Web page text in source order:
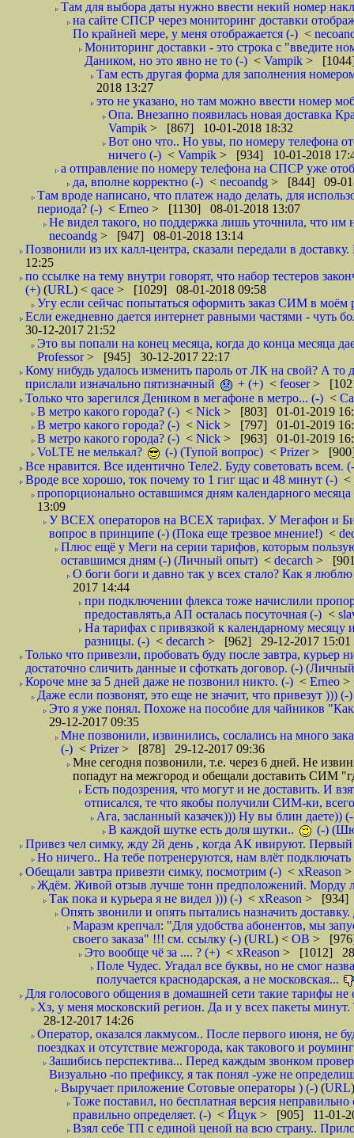
Там для выбора даты нужно ввести некий номер
на сайте СПСР через мониторинг доставки
По крайней мере, у меня отображается (-) <
Мониторинг доставки - это строка с "введите
Даником, но это явно не то (-) < Vampik >
Там есть другая форма для заполнения
2018 13:27
это не указано, но там можно ввести номер
Опа. Внезапно появилась новая доставка
Vampik > [867] 10-01-2018 18:32
Вот оно что.. Но увы, по номеру телефона
ничего (-) < Vampik > [934] 10-01-2018
а отправление по номеру телефона на СПСР уже
да, вполне корректно (-) < necoandg > [844] 09-01-
Там вроде написано, что платеж надо делать, для
периода? (-) < Erneo > [1130] 08-01-2018 13:07
Не видел такого, но поддержка лишь уточнила, что
necoandg > [947] 08-01-2018 13:14
Позвонили из их калл-центра, сказали передали в
12:25
по ссылке на тему внутри говорят, что набор тестеров
(+) (URL) < qace > [1029] 08-01-2018 09:58
Угу если сейчас попытаться оформить заказ СИМ в моём
Если ежедневно дается интернет равными частями - чуть
30-12-2017 21:52
Это вы попали на конец месяца, когда до конца месяца
Professor> [945] 30-12-2017 22:17
Кому нибудь удалось изменить пароль от ЛК на свой? А то
прислали изначально пятизначный
+ (+) < feoser>
Только что зарегился Деником в мегафоне в метро... (-) <
В метро какого города? (-) < Nick > [803] 01-01-2019
В метро какого города? (-) < Nick > [797] 01-01-2019
В метро какого города? (-) < Nick > [963] 01-01-2019
VoLTE не мелькал?
(-) (Тупой вопрос) < Prizer>
Все нравится. Все идентично Теле2. Буду советовать всем.
Вроде все хорошо, ток почему то 1 гиг щас и 48 минут (-) <
пропорционально оставшимся дням календарного
13:09
У ВСЕХ операторов на ВСЕХ тарифах. У Мегафон и Би
вопрос в принципе (-) (Пока еще трезвое мнение!) <
Плюс ещё у Меги на серии тарифов, которым
оставшимся дням (-) (Личный опыт) < decarch >
О боги боги и давно так у всех стало? Как я
2017 14:44
при подключении флекса тоже начислили
предоставлять,а АП осталась посуточная (-) <
На тарифах с привязкой к календарному
разницы. (-) < decarch > [962] 29-12-2017 15:01
Только что привезли, пробовать буду после завтра,
достаточно сличить данные и сфоткать договор. (-)
Короче мне за 5 дней даже не позвонил никто. (-) < Erneo >
Даже если позвонят, это еще не значит, что привезут ))) (-)
Это я уже понял. Похоже на пособие для чайников
29-12-2017 09:35
Мне позвонили, извинились, сослались на много
(-) < Prizer> [878] 29-12-2017 09:36
Мне сегодня позвонили, т.е. через 6 дней. Не
попадут на межгород и обещали доставить СИМ
Есть подозрения, что могут и не доставить. И
отписался, те что якобы получили СИМ-ки,
Ага, засланный казачек))) Ну вы блин даете))
В каждой шутке есть доля шутки..
(-)
Привез чел симку, жду 2й день , когда АК ивируют. Первый
Но ничего.. На тебе потренеруются, нам влёт подключать
Обещали завтра привезти симку, посмотрим (-) < xReason
Ждём. Живой отзыв лучше тонн предположений. Морду
Так пока и курьера я не видел ))) (-) < xReason > [934]
Опять звонили и опять пытались назначить
Маразм крепчал: "Для удобства абонентов, мы
своего заказа" !!! см. ссылку (-) (URL) < ОВ >
Это вообще чё за .... ? (+) < xReason > [1012]
Поле Чудес. Угадал все буквы, но не смог
получается краснодарская, а не московская...
Для голосового общения в домашней сети такие тарифы не
Хз, у меня московский регион. Да и у всех пакеты
28-12-2017 14:26
Оператор, оказался лакмусом.. После первого июня, не
поездках и отсутствие межгорода, как такового и
Зашибись перспектива... Перед каждым звонком
Визуально -по префиксу, я так понял -уже не
Выручает приложение Сотовые операторы ) (-) (URL
Тоже поставил, но бесплатная версия
правильно определяет. (-) < Йцук > [905] 11-01-
Взял себе ТП с единой ценой на всю страну..